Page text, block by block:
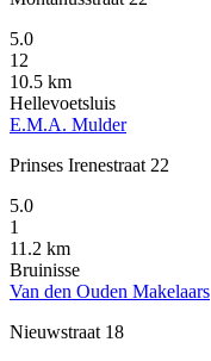
5.0
12
10.5 km
Hellevoetsluis
E.M.A. Mulder
Prinses Irenestraat 22
5.0
1
11.2 km
Bruinisse
Van den Ouden Makelaars
Nieuwstraat 18